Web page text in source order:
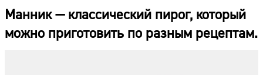
Манник — классический пирог, который
можно приготовить по разным рецептам.
Курсы валют